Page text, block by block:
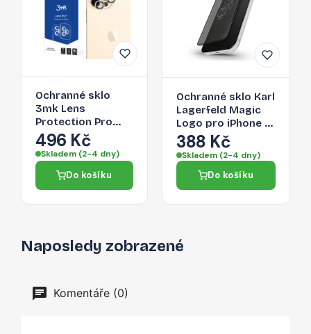
Ochranné sklo
3mk Lens
Protection Pro
pro iPhone 12 Pro
Max - černé
496 Kč
Skladem (2-4 dny)
Do košíku
Ochranné sklo Karl
Lagerfeld Magic
Logo pro iPhone 12
Pro Max -
transparentní
388 Kč
Skladem (2-4 dny)
Do košíku
Naposledy zobrazené
Komentáře (0)